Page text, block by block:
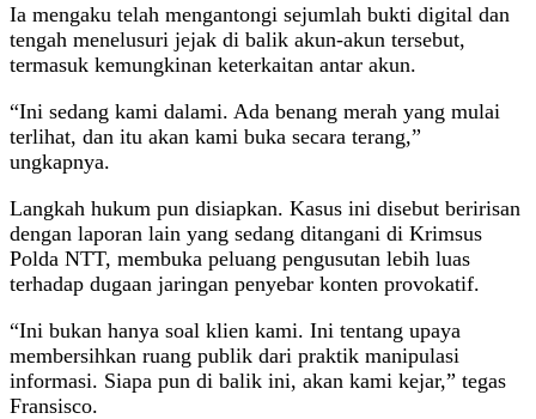
Ia mengaku telah mengantongi sejumlah bukti digital dan
tengah menelusuri jejak di balik akun-akun tersebut,
termasuk kemungkinan keterkaitan antar akun.
“Ini sedang kami dalami. Ada benang merah yang mulai
terlihat, dan itu akan kami buka secara terang,”
ungkapnya.
Langkah hukum pun disiapkan. Kasus ini disebut beririsan
dengan laporan lain yang sedang ditangani di Krimsus
Polda NTT, membuka peluang pengusutan lebih luas
terhadap dugaan jaringan penyebar konten provokatif.
“Ini bukan hanya soal klien kami. Ini tentang upaya
membersihkan ruang publik dari praktik manipulasi
informasi. Siapa pun di balik ini, akan kami kejar,” tegas
Fransisco.